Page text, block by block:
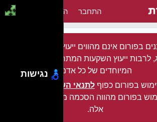
התחבר הירשם
בפורום אינם מהווים ייעוץ מקצועי מכל
לרבות ייעוץ השקעות המתחשב בצרכיו
המיוחדים של כל אדם.
בפורום כפוף לתנאי השימוש
בפורום מהווה הסכמה מלאה לתנאים
אלה.
נגישות